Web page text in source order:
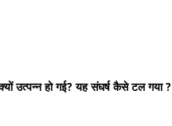
उत्पन्न हो गई? यह संघर्ष कैसे टल गया ?